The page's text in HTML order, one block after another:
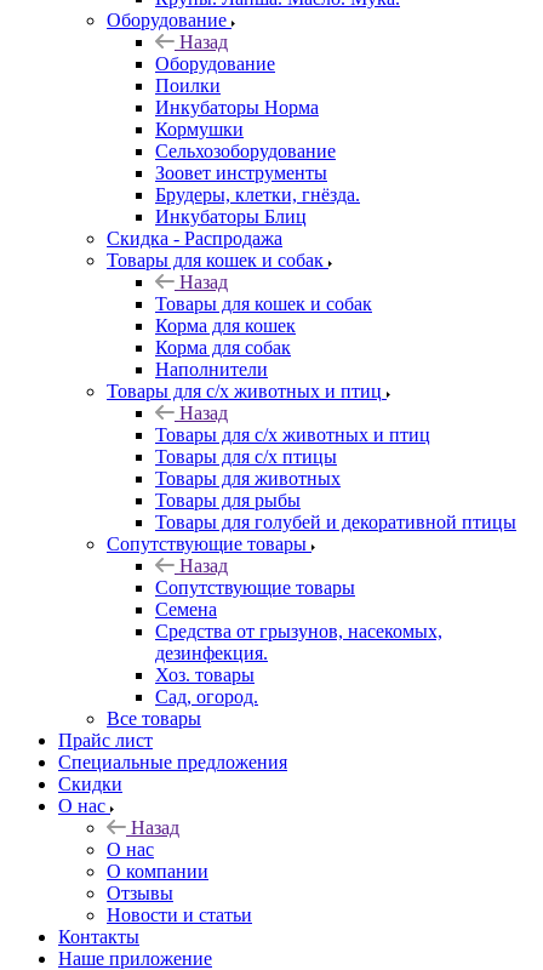
Оборудование
Назад
Оборудование
Поилки
Инкубаторы Норма
Кормушки
Сельхозоборудование
Зоовет инструменты
Брудеры, клетки, гнёзда.
Инкубаторы Блиц
Скидка - Распродажа
Товары для кошек и собак
Назад
Товары для кошек и собак
Корма для кошек
Корма для собак
Наполнители
Товары для с/х животных и птиц
Назад
Товары для с/х животных и птиц
Товары для с/х птицы
Товары для животных
Товары для рыбы
Товары для голубей и декоративной птицы
Сопутствующие товары
Назад
Сопутствующие товары
Семена
Средства от грызунов, насекомых,
дезинфекция.
Хоз. товары
Сад, огород.
Все товары
Прайс лист
Специальные предложения
Скидки
О нас
Назад
О нас
О компании
Отзывы
Новости и статьи
Контакты
Наше приложение